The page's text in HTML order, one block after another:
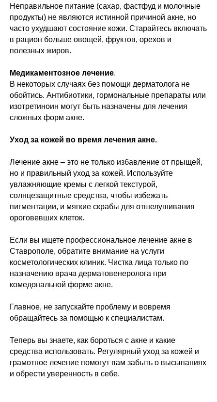
Неправильное питание (сахар, фастфуд и молочные
продукты) не являются истинной причиной акне, но
часто ухудшают состояние кожи. Старайтесь включать
в рацион больше овощей, фруктов, орехов и
полезных жиров.
Медикаментозное лечение.
В некоторых случаях без помощи дерматолога не
обойтись. Антибиотики, гормональные препараты или
изотретиноин могут быть назначены для лечения
сложных форм акне.
Уход за кожей во время лечения акне.
Лечение акне – это не только избавление от прыщей,
но и правильный уход за кожей. Используйте
увлажняющие кремы с легкой текстурой,
солнцезащитные средства, чтобы избежать
пигментации, и мягкие скрабы для отшелушивания
ороговевших клеток.
Если вы ищете профессиональное лечение акне в
Ставрополе, обратите внимание на услуги
косметологических клиник. Чистка лица только по
назначению врача дерматовенеролога при
комедональной форме акне.
Главное, не запускайте проблему и вовремя
обращайтесь за помощью к специалистам.
Теперь вы знаете, как бороться с акне и какие
средства использовать. Регулярный уход за кожей и
грамотное лечение помогут вам забыть о высыпаниях
и обрести уверенность в себе.